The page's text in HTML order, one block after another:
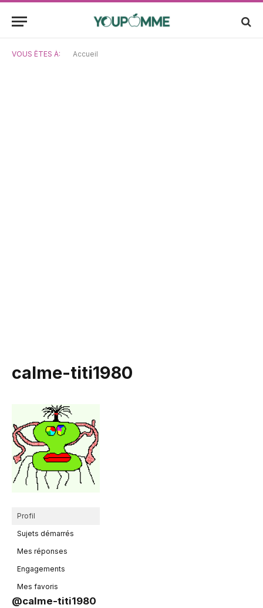
VOUS ÊTES À: Accueil
calme-titi1980
Profil
Sujets démarrés
Mes réponses
Engagements
Mes favoris
@calme-titi1980